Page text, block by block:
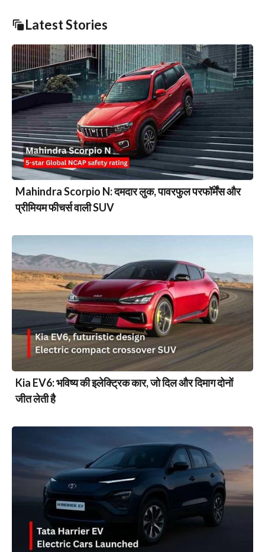
Latest Stories
Mahindra Scorpio N: दमदार लुक, पावरफुल परफॉर्मेंस और
प्रीमियम फीचर्स वाली SUV
Kia EV6: भविष्य की इलेक्ट्रिक कार, जो दिल और दिमाग दोनों
जीत लेती है